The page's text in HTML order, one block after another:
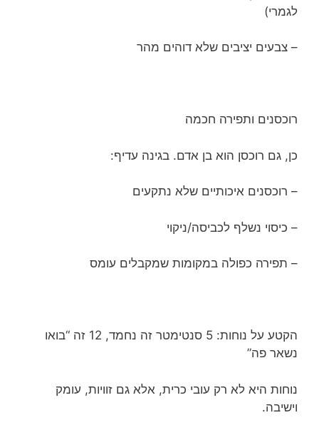
לגמרי)
– צבעים יציבים שלא דוהים מהר
רוכסנים ותפירה חכמה
כן, גם רוכסן הוא בן אדם. בגינה עדיף:
– רוכסנים איכותיים שלא נתקעים
– כיסוי נשלף לכביסה/ניקוי
– תפירה כפולה במקומות שמקבלים עומס
הקטע על נוחות: 5 סנטימטר זה נחמד, 12 זה “בואו
נשאר פה”
נוחות היא לא רק עובי כרית, אלא גם זוויות, עומק
וישיבה.